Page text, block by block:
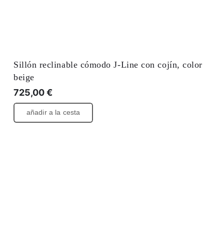
Sillón reclinable cómodo J-Line con cojín, color
beige
725,00€
añadir a la cesta